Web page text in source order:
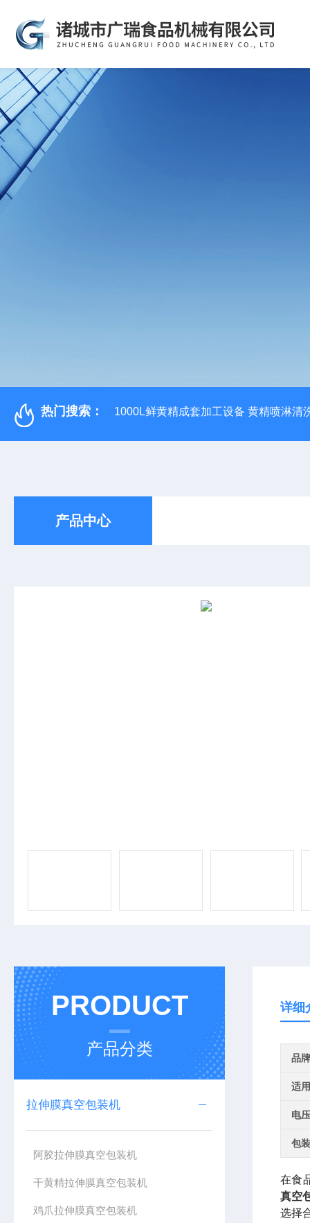
热门搜索： 1000L鲜黄精成套加工设备 黄精喷淋清
产品中心
PRODUCT
产品分类
拉伸膜真空包装机
阿胶拉伸膜真空包装机
干黄精拉伸膜真空包装机
鸡爪拉伸膜真空包装机
详细
品牌
适
电压
包
在食
真空
选择